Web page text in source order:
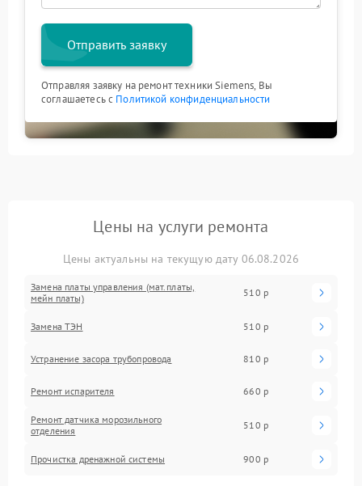
Отправить заявку
Отправляя заявку на ремонт техники Siemens, Вы
соглашаетесь с Политикой конфиденциальности
Цены на услуги ремонта
Цены актуальны на текущую дату 06.08.2026
Замена платы управления (мат.платы,
мейн платы)
510 р
Замена ТЭН 510 р
Устранение засора трубопровода 810 р
Ремонт испарителя 660 р
Ремонт датчика морозильного
отделения
510 р
Прочистка дренажной системы 900 р